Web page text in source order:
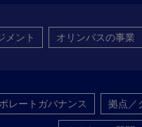
メント オリンパスの事業
レートガバナンス 拠点／